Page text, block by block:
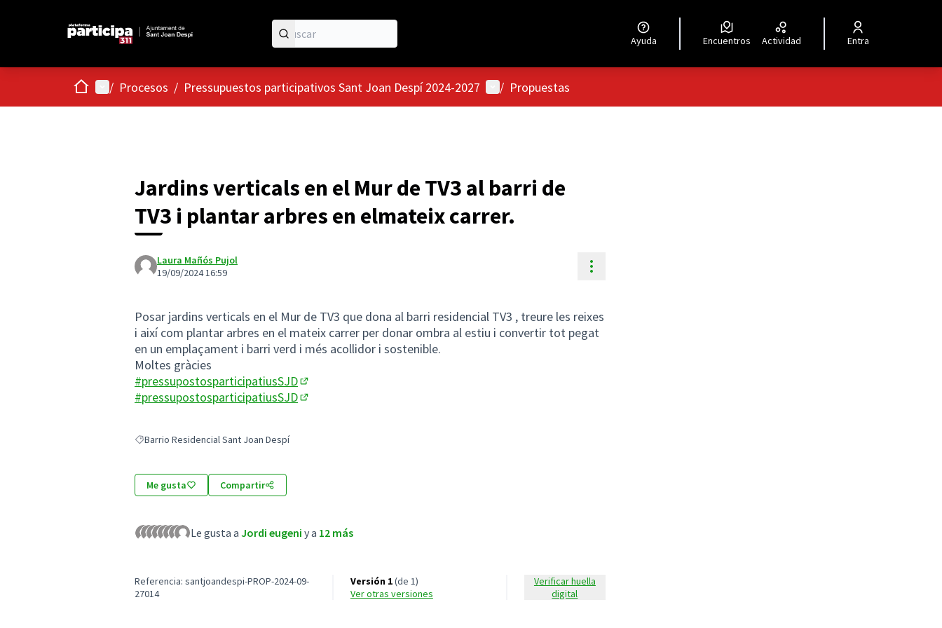
Ayuda Encuentros Actividad Entra
InicioMenú principal
/ Procesos / Pressupuestos participativos Sant Joan Despí 2024-2027 Menú de usuario
/ Propuestas
Jardins verticals en el Mur de TV3 al barri de
TV3 i plantar arbres en elmateix carrer.
Laura Mañós Pujol
19/09/2024 16:59
Controles de recursos
Posar jardins verticals en el Mur de TV3 que dona al barri residencial TV3 , treure les reixes
i així com plantar arbres en el mateix carrer per donar ombra al estiu i convertir tot pegat
en un emplaçament i barri verd i més acollidor i sostenible.
Moltes gràcies
#pressupostosparticipatiusSJD
(Abrir en una pestaña nueva)
#pressupostosparticipatiusSJD
Resultados al filtrar por: Barrio Residencial Sant Joan Despí
Barrio Residencial Sant Joan Despí
Me gusta Compartir
Le gusta a Jordi eugeni y a 12 más
Referencia: santjoandespi-PROP-2024-09-
27014
Versión 1(de 1)
ver otras versiones
Verificar huella
digital